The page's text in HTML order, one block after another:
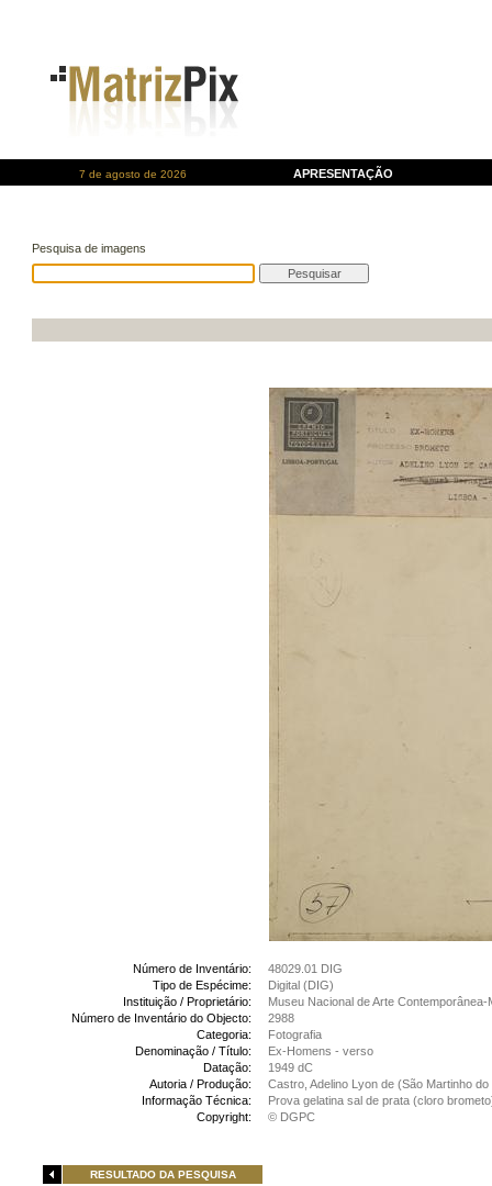
7 de agosto de 2026 APRESENTAÇÃO
Pesquisa de imagens
Número de Inventário:
48029.01 DIG
Tipo de Espécime:
Digital (DIG)
Instituição / Proprietário:
Museu Nacional de Arte Contemporânea-
Número de Inventário do Objecto:
2988
Categoria:
Fotografia
Denominação / Título:
Ex-Homens - verso
Datação:
1949 dC
Autoria / Produção:
Castro, Adelino Lyon de (São Martinho
Informação Técnica:
Prova gelatina sal de prata (cloro
Copyright:
© DGPC
RESULTADO DA PESQUISA